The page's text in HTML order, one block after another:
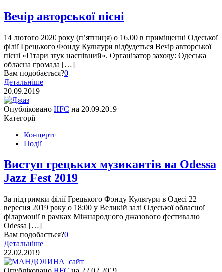
Вечір авторської пісні
14 лютого 2020 року (п’ятниця) о 16.00 в приміщенні Одеської
філії Грецького Фонду Культури відбудеться Вечір авторської
пісні «Гітари звук наспівний». Організатор заходу: Одеська
обласна громада […]
Вам подобається?0
Детальніше
20.09.2019
Опубліковано HFC на 20.09.2019
Категорії
Концерти
Події
Виступ грецьких музикантів на Odessa
Jazz Fest 2019
За підтримки філії Грецького Фонду Культури в Одесі 22
вересня 2019 року о 18:00 у Великій залі Одеської обласної
філармонії в рамках Міжнародного джазового фестивалю
Odessa […]
Вам подобається?0
Детальніше
22.02.2019